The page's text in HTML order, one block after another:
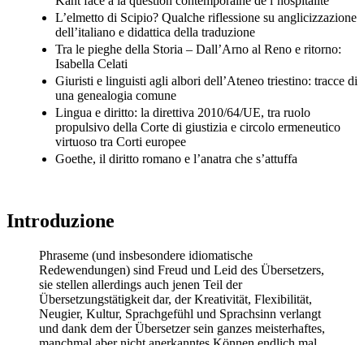
L’elmetto di Scipio? Qualche riflessione su anglicizzazione
dell’italiano e didattica della traduzione
Tra le pieghe della Storia – Dall’Arno al Reno e ritorno:
Isabella Celati
Giuristi e linguisti agli albori dell’Ateneo triestino: tracce di
una genealogia comune
Lingua e diritto: la direttiva 2010/64/UE, tra ruolo
propulsivo della Corte di giustizia e circolo ermeneutico
virtuoso tra Corti europee
Goethe, il diritto romano e l’anatra che s’attuffa
Introduzione
Phraseme (und insbesondere idiomatische
Redewendungen) sind Freud und Leid des Übersetzers,
sie stellen allerdings auch jenen Teil der
Übersetzungstätigkeit dar, der Kreativität, Flexibilität,
Neugier, Kultur, Sprachgefühl und Sprachsinn verlangt
und dank dem der Übersetzer sein ganzes meisterhaftes,